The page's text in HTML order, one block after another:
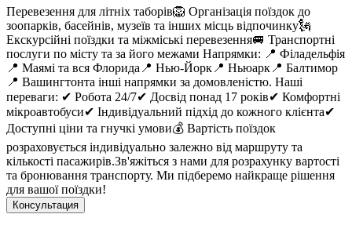
Перевезення для літніх таборів🦁 Організація поїздок до
зоопарків, басейнів, музеїв та інших місць відпочинку🗽
Екскурсійні поїздки та міжміські перевезення🚐 Транспортні
послуги по місту та за його межами Напрямки: 📍 Філадельфія
📍 Маямі та вся Флорида📍 Нью-Йорк📍 Ньюарк📍 Балтимор
📍 Вашингтонта інші напрямки за домовленістю. Наші
переваги: ✔ Робота 24/7✔ Досвід понад 17 років✔ Комфортні
мікроавтобуси✔ Індивідуальний підхід до кожного клієнта✔
Доступні ціни та гнучкі умови💰 Вартість поїздок
розраховується індивідуально залежно від маршруту та
кількості пасажирів.Зв'яжіться з нами для розрахунку вартості
та бронювання транспорту. Ми підберемо найкраще рішення
для вашої поїздки!
Консультация